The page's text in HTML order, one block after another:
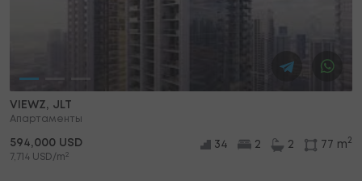
VIEWZ, JLT
Апартаменты
594,000 USD
7,714 USD/m2
34 2 2 77 m 2